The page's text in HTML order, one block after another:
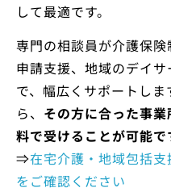
して最適です。
専門の相談員が介護保
申請支援、地域のデイ
で、幅広くサポートし
ら、 その方に合った事
料で受けることが可能で
⇒在宅介護・地域包括
をご確認ください